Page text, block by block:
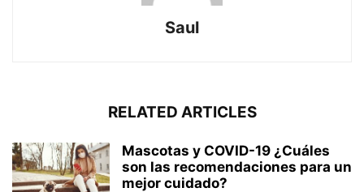
Saul
RELATED ARTICLES
Mascotas y COVID-19 ¿Cuáles
son las recomendaciones para un
mejor cuidado?